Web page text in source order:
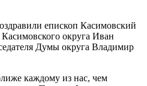
епископ Касимовский
округа Иван
Думы округа Владимир
каждому из нас, чем